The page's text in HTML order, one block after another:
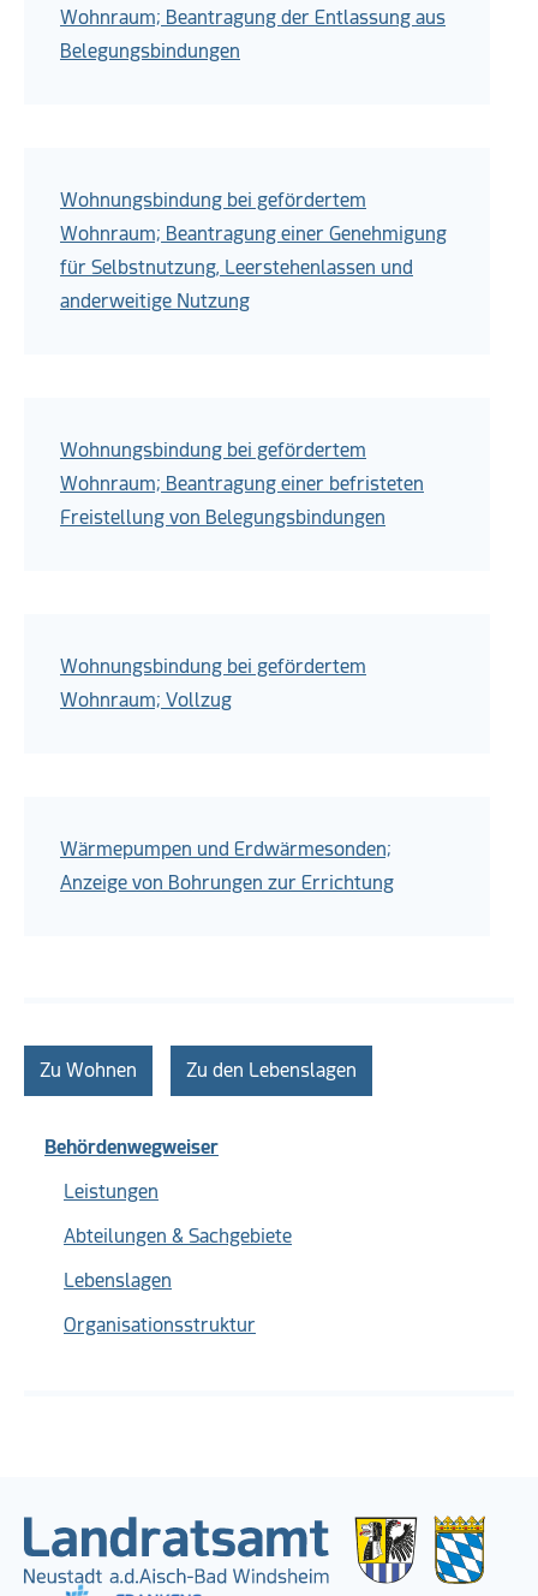
Wohnraum; Beantragung der Entlassung aus
Belegungsbindungen
Wohnungsbindung bei gefördertem
Wohnraum; Beantragung einer Genehmigung
für Selbstnutzung, Leerstehenlassen und
anderweitige Nutzung
Wohnungsbindung bei gefördertem
Wohnraum; Beantragung einer befristeten
Freistellung von Belegungsbindungen
Wohnungsbindung bei gefördertem
Wohnraum; Vollzug
Wärmepumpen und Erdwärmesonden;
Anzeige von Bohrungen zur Errichtung
Zu Wohnen Zu den Lebenslagen
Behördenwegweiser
Leistungen
Abteilungen & Sachgebiete
Lebenslagen
Organisationsstruktur